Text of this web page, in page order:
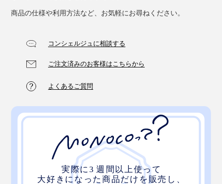
商品の仕様や利用方法など、お気軽にお尋ねください。
コンシェルジュに相談する
ご注文済みのお客様はこちらから
よくあるご質問